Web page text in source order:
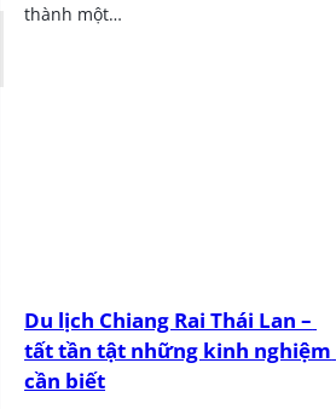
thành một…
Du lịch Chiang Rai Thái Lan –
tất tần tật những kinh nghiệm
cần biết